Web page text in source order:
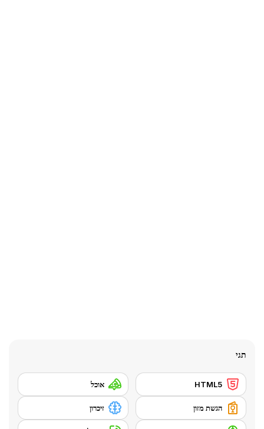
תגי
HTML5 אוכל
הגשת מזון זיכרון